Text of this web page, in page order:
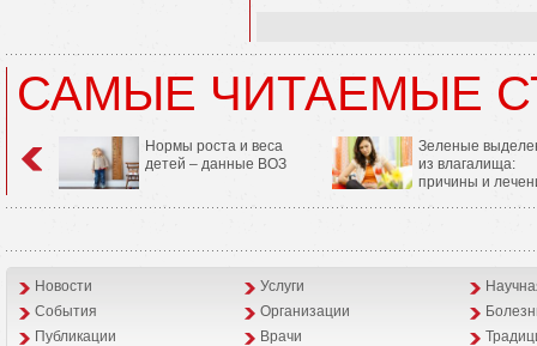
САМЫЕ ЧИТАЕМЫЕ
Нормы роста и веса
детей – данные ВОЗ
Зеленые
из влагалища:
причины и
Новости Услуги
События
Организации
Публикации
Врачи